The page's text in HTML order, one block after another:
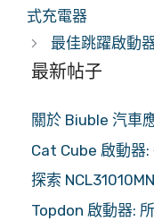
式充電器
最佳跳躍啟動
最新帖子
關於 Biuble 汽車
Cat Cube 啟動器
探索
Topdon 啟動器: